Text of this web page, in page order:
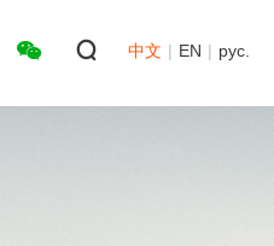
中文 | EN | рус.